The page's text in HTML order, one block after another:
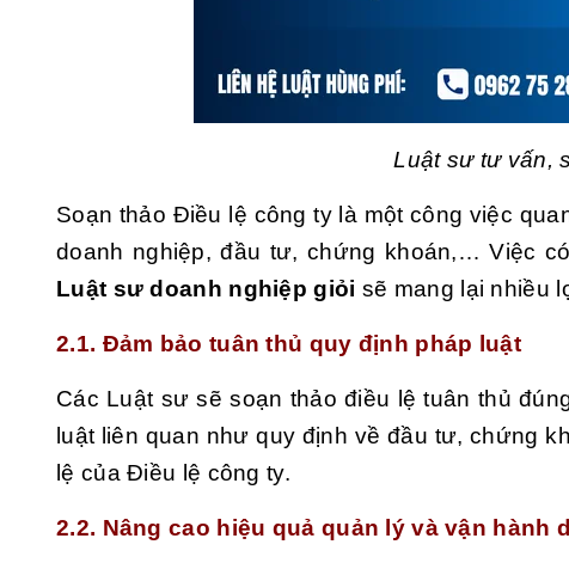
Luật sư tư vấn,
Soạn thảo Điều lệ công ty là một công việc
doanh nghiệp, đầu tư, chứng khoán,… Việc
Luật sư doanh nghiệp giỏi sẽ mang lại nhiều
2.1. Đảm bảo tuân thủ quy định pháp luật
Các Luật sư sẽ soạn thảo điều lệ tuân thủ
luật liên quan như quy định về đầu tư, chứng
lệ của Điều lệ công ty.
2.2. Nâng cao hiệu quả quản lý và vận hành